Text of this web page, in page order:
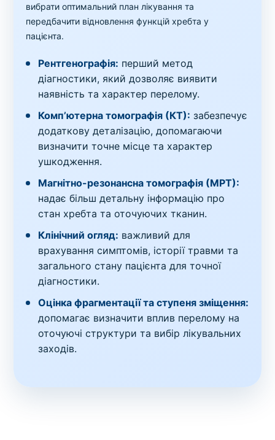
вибрати оптимальний план лікування та
передбачити відновлення функцій хребта у
пацієнта.
Рентгенографія: перший метод
діагностики, який дозволяє виявити
наявність та характер перелому.
Комп’ютерна томографія (КТ): забезпечує
додаткову деталізацію, допомагаючи
визначити точне місце та характер
ушкодження.
Магнітно-резонансна томографія (МРТ):
надає більш детальну інформацію про
стан хребта та оточуючих тканин.
Клінічний огляд: важливий для
врахування симптомів, історії травми та
загального стану пацієнта для точної
діагностики.
Оцінка фрагментації та ступеня зміщення:
допомагає визначити вплив перелому на
оточуючі структури та вибір лікувальних
заходів.